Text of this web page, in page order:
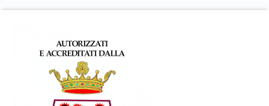
Footer info sidebar